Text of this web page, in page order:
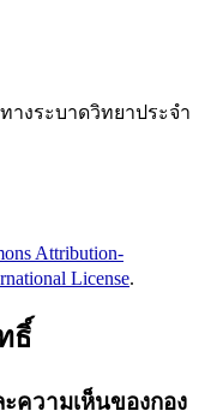
างระบาดวิทยาประจำ
Attribution-
License.
ธิ์
ความเห็นของกอง